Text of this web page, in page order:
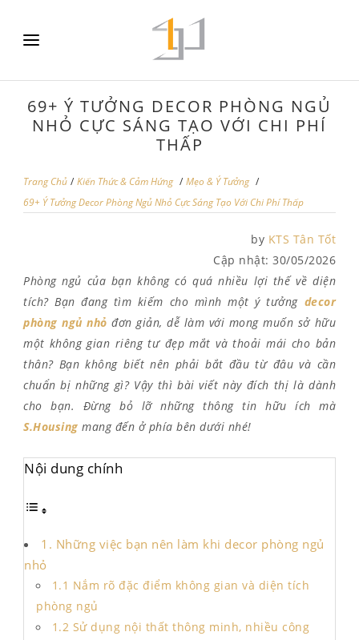
69+ Ý TƯỞNG DECOR PHÒNG NGỦ
NHỎ CỰC SÁNG TẠO VỚI CHI PHÍ
THẤP
Trang Chủ / Kiến Thức & Cảm Hứng / Mẹo & Ý Tưởng /
69+ Ý Tưởng Decor Phòng Ngủ Nhỏ Cực Sáng Tạo Với Chi Phí Thấp
by KTS Tân Tốt
Cập nhật: 30/05/2026
Phòng ngủ của bạn không có quá nhiều lợi thế về diện
tích? Bạn đang tìm kiếm cho mình một ý tưởng decor
phòng ngủ nhỏ đơn giản, dễ làm với mong muốn sở hữu
một không gian riêng tư đẹp mắt và thoải mái cho bản
thân? Bạn không biết nên phải bắt đầu từ đâu và cần
chuẩn bị những gì? Vậy thì bài viết này đích thị là dành
cho bạn. Đừng bỏ lỡ những thông tin hữu ích mà
S.Housing mang đến ở phía bên dưới nhé!
Nội dung chính
1. Những việc bạn nên làm khi decor phòng ngủ
nhỏ
1.1 Nắm rõ đặc điểm không gian và diện tích
phòng ngủ
1.2 Sử dụng nội thất thông minh, nhiều công